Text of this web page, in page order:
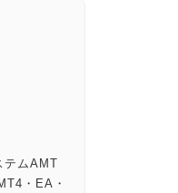
テムAMT
・EA・